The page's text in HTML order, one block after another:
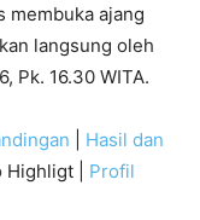
membuka ajang
langsung oleh
Pk. 16.30 WITA.
Hasil dan
Highligt | Profil